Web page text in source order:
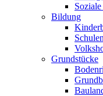
Bildung
Schulen
Grundstücke